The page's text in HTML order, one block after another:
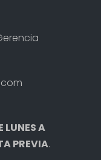
LUNES A
PREVIA.